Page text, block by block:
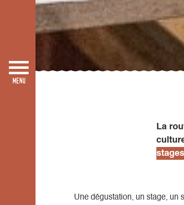
La
stages
Une dégustation, un stage, un